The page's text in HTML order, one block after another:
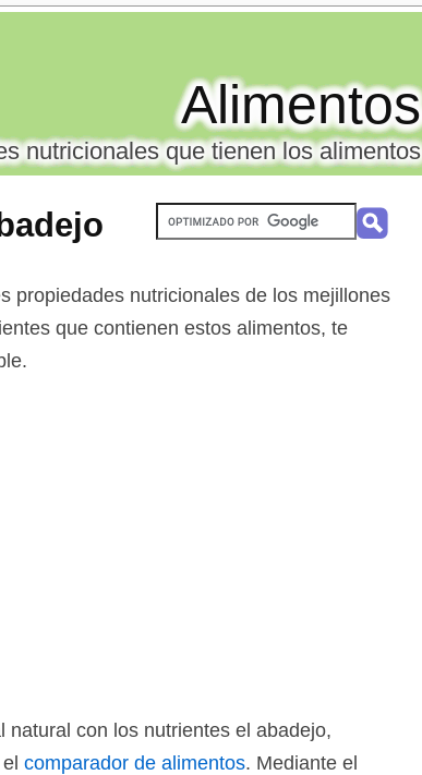
Alimentos
nutricionales que tienen los alimentos
propiedades nutricionales de los mejillones
que contienen estos alimentos, te
con los nutrientes el abadejo,
comparador de alimentos. Mediante el